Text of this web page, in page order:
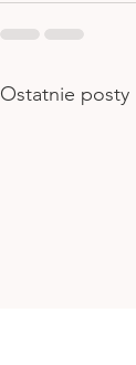
Ostatnie posty